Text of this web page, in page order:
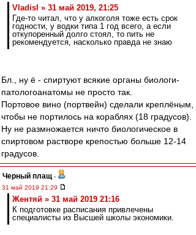
Vladisl » 31 май 2019, 21:25
Где-то читал, что у алкоголя тоже есть срок
годности, у водки типа 1 год всего, а если
откупоренный долго стоял, то пить не
рекомендуется, насколько правда не знаю
Бл., ну ё - спиртуют всякие органы биологи-
патологоанатомы не просто так.
Портовое вино (портвейн) сделали креплёным,
чтобы не портилось на кораблях (18 градусов).
Ну не размножается ничто биологическое в
спиртовом растворе крепостью больше 12-14
градусов.
Черный плащ -
31 май 2019 21:29
Жентяй » 31 май 2019 21:16
К подготовке расписания привлечены
специалисты из Высшей школы экономики.